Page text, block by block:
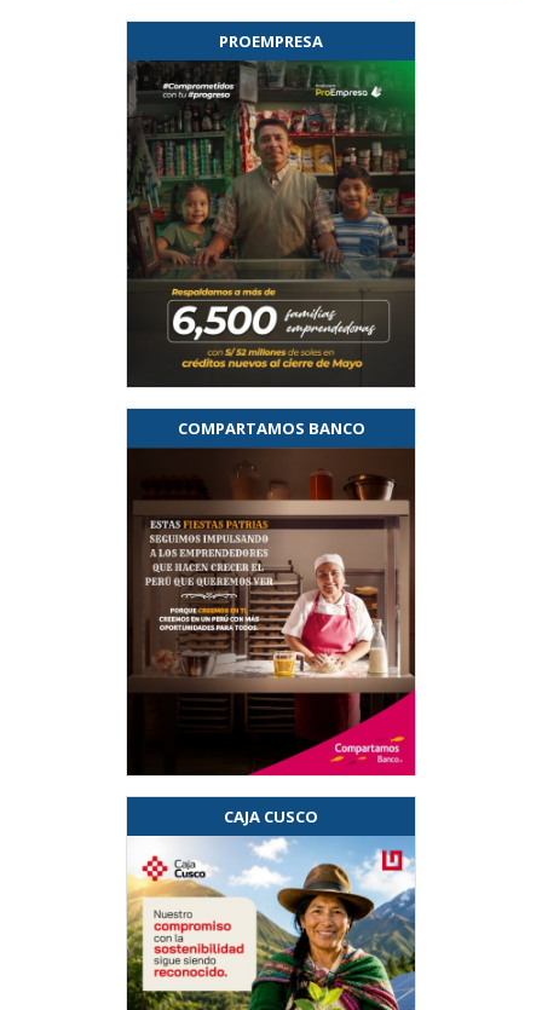
PROEMPRESA
COMPARTAMOS BANCO
CAJA CUSCO